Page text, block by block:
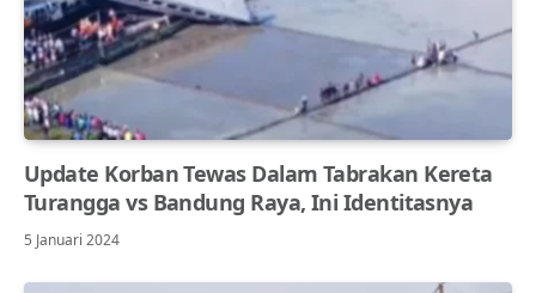
Update Korban Tewas Dalam Tabrakan Kereta
Turangga vs Bandung Raya, Ini Identitasnya
5 Januari 2024